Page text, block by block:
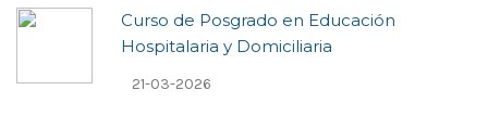
Curso de Posgrado en Educación
Hospitalaria y Domiciliaria
21-03-2026